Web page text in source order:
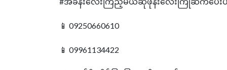
📱 09250660610
📱 09961134422